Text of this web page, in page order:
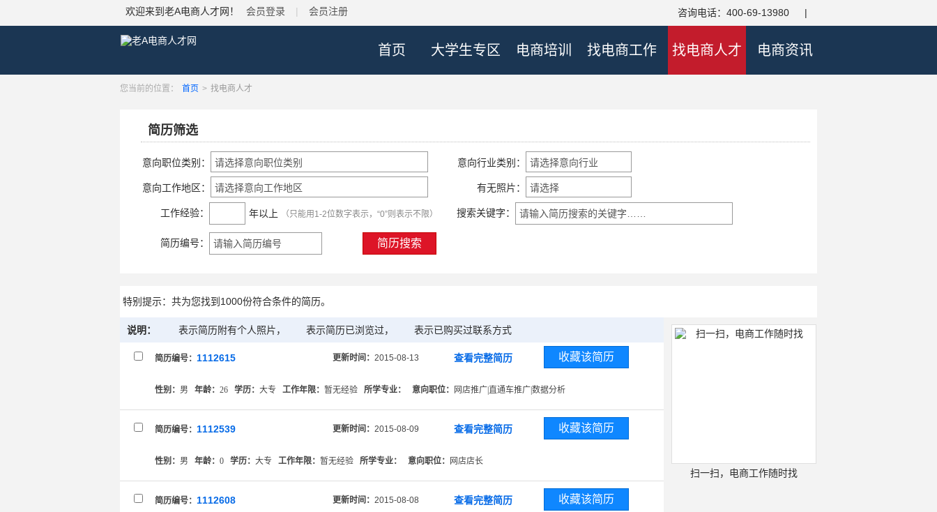
欢迎来到老A电商人才网！ 会员登录 | 会员注册 咨询电话：400-69-13980 |
首页 大学生专区 电商培训 找电商工作 找电商人才 电商资讯
您当前的位置： 首页 > 找电商人才
简历筛选
意向职位类别： 意向行业类别：
意向工作地区： 有无照片：
工作经验： 年以上 （只能用1-2位数字表示，“0”则表示不限） 搜索关键字：
简历编号： 简历搜索
特别提示：共为您找到1000份符合条件的简历。
说明： 表示简历附有个人照片， 表示简历已浏览过， 表示已购买过联系方式
简历编号： 1112615 更新时间： 2015-08-13 查看完整简历 收藏该简历
性别： 男 年龄： 26 学历： 大专 工作年限： 暂无经验 所学专业： 意向职位： 网店推广|直通车推广|数据分析
简历编号： 1112539 更新时间： 2015-08-09 查看完整简历 收藏该简历
性别： 男 年龄： 0 学历： 大专 工作年限： 暂无经验 所学专业： 意向职位： 网店店长
简历编号： 1112608 更新时间： 2015-08-08 查看完整简历 收藏该简历
扫一扫，电商工作随时找